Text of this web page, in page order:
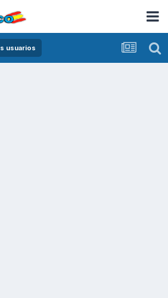
usuarios